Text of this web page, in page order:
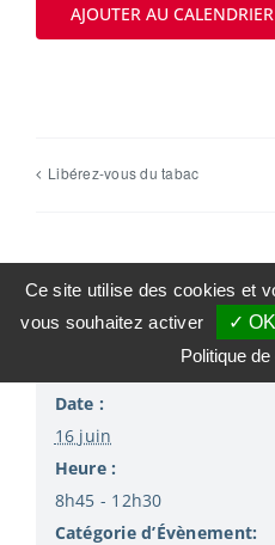
AJOUTER AU CALENDRIER
Libérez-vous du tabac
Date :
16 juin
Heure :
8h45 - 12h30
Catégorie d’Évènement:
Ce site utilise des cookies et
vous souhaitez activer
✓
Politique